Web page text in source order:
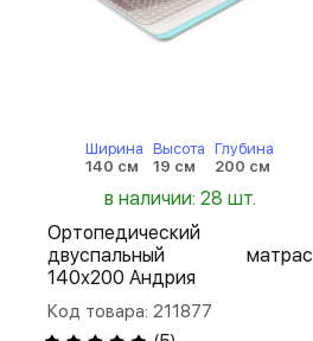
Ширина
140 см
Высота
19 см
Глубина
200 см
в наличии: 28 шт.
Ортопедический
двуспальный матрас
140х200 Андрия
Код товара: 211877